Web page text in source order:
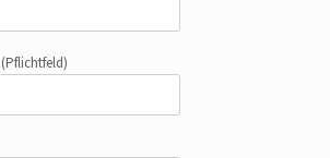
(Pflichtfeld)